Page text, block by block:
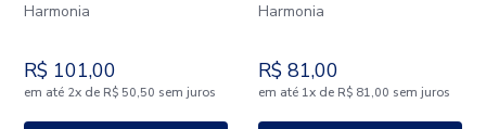
Harmonia
R$ 101,00
em até 2x de R$ 50,50 sem juros
Harmonia
R$ 81,00
em até 1x de R$ 81,00 sem juros